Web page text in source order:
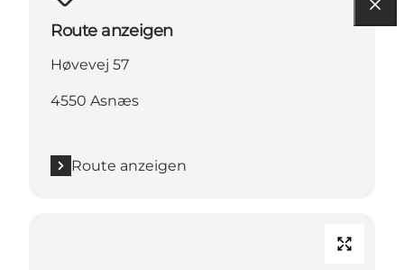
Route anzeigen
Høvevej 57
4550 Asnæs
Route anzeigen